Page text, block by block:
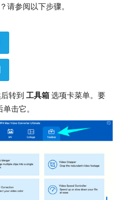
请参阅以下步骤。
后转到工具箱选项卡菜单。要
击它。